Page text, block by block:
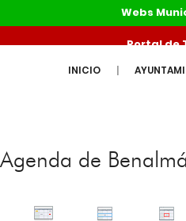
Webs
Portal de
INICIO
Agenda de